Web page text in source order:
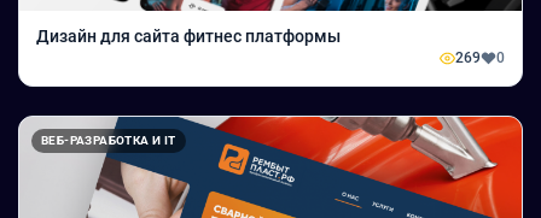
Дизайн для сайта фитнес платформы
269 0
ВЕБ-РАЗРАБОТКА И IT